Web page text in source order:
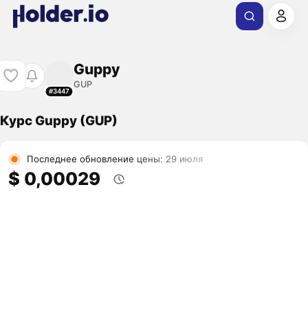
#3447
Guppy
GUP
Курс Guppy (GUP)
Последнее обновление цены: 29 июля
$ 0,00029